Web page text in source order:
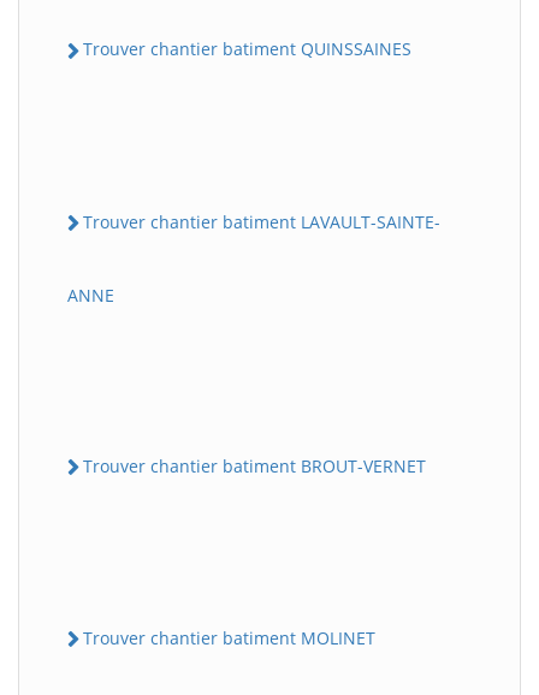
Trouver chantier batiment QUINSSAINES
Trouver chantier batiment LAVAULT-SAINTE-
ANNE
Trouver chantier batiment BROUT-VERNET
Trouver chantier batiment MOLINET